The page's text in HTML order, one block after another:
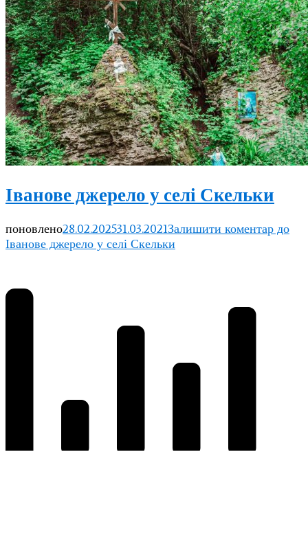
Іванове джерело у селі Скельки
поновлено28.02.202531.03.2021Залишити коментар до
Іванове джерело у селі Скельки